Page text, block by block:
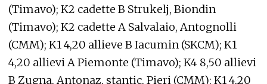
(Timavo); K2 cadette B Strukelj, Biondin
(Timavo); K2 cadette A Salvalaio, Antognolli
(CMM); K1 4,20 allieve B Iacumin (SKCM); K1
4,20 allievi A Piemonte (Timavo); K4 8,50 allievi
B Zugna, Antonaz, stantic, Pieri (CMM); K1 4,20